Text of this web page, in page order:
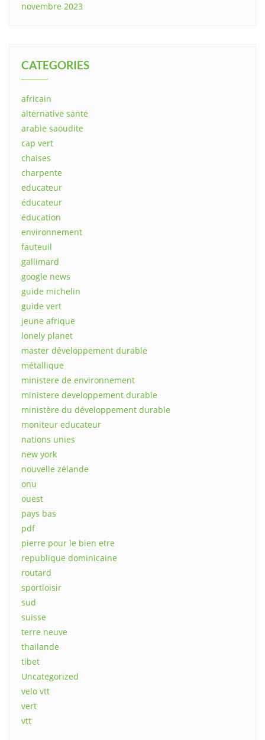
novembre 2023
CATEGORIES
africain
alternative sante
arabie saoudite
cap vert
chaises
charpente
educateur
éducateur
éducation
environnement
fauteuil
gallimard
google news
guide michelin
guide vert
jeune afrique
lonely planet
master développement durable
métallique
ministere de environnement
ministere developpement durable
ministère du développement durable
moniteur educateur
nations unies
new york
nouvelle zélande
onu
ouest
pays bas
pdf
pierre pour le bien etre
republique dominicaine
routard
sportloisir
sud
suisse
terre neuve
thailande
tibet
Uncategorized
velo vtt
vert
vtt